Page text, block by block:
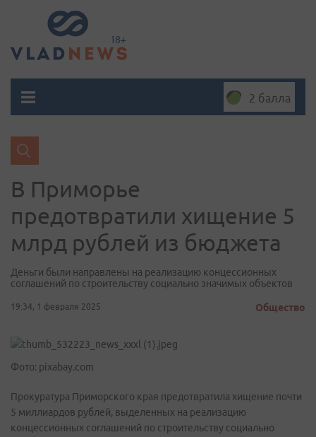
2 балла
В Приморье
предотвратили хищение 5
млрд рублей из бюджета
Деньги были направлены на реализацию концессионных
соглашений по строительству социально значимых объектов
19:34, 1 февраля 2025 Общество
Фото: pixabay.com
Прокуратура Приморского края предотвратила хищение почти
5 миллиардов рублей, выделенных на реализацию
концессионных соглашений по строительству социально